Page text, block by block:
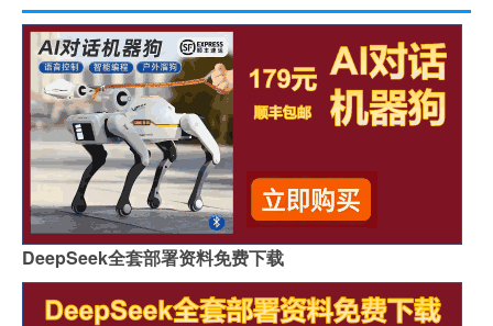
DeepSeek全套部署资料免费下载